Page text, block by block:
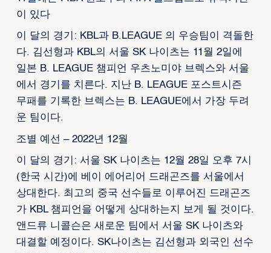
이 있다
이 달의 경기: KBL과 B.LEAGUE 의 우승팀이 격돌한
다. 김선형과 KBL의 서울 SK 나이츠는 11월 2일에
일본 B. LEAGUE 챔피언 우츠노미야 브렉스와 서울
에서 경기를 치른다. 지난 B. LEAGUE 포스트시즌
무패를 기록한 브렉스는 B. LEAGUE에서 가장 두려
운 팀이다.
조별 예선 – 2022년 12월
이 달의 경기: 서울 SK 나이츠는 12월 28일 오후 7시
(한국 시간)에 베이 에어리어 드래곤즈를 서울에서
상대한다. 최고의 중국 선수들로 이루어진 드래곤즈
가 KBL 챔피언을 어떻게 상대하는지 보게 될 것이다.
앤드류 니콜슨은 새로운 팀에서 서울 SK 나이츠와
대결할 예정이다. SK나이츠는 김선형과 외국인 선수